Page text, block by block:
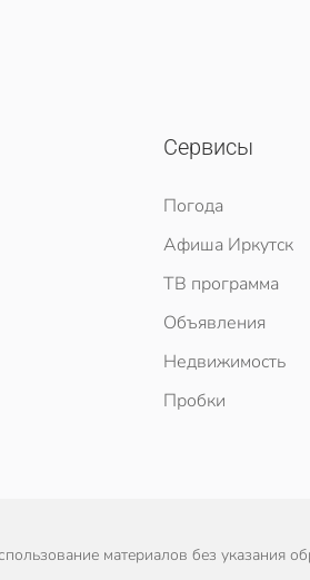
Сервисы
Погода
Афиша Иркутск
ТВ программа
Объявления
Недвижимость
Пробки
материалов без указания